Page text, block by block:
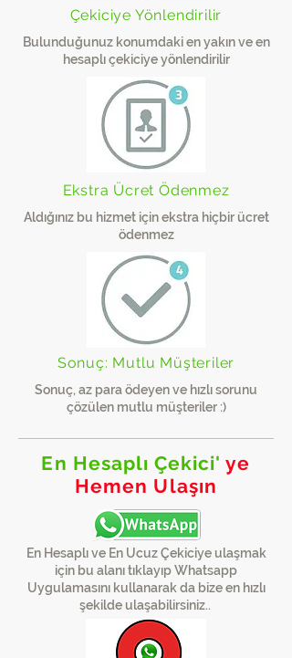
Çekiciye Yönlendirilir
Bulunduğunuz konumdaki en yakın ve en
hesaplı çekiciye yönlendirilir​
Ekstra Ücret Ödenmez
Aldığınız bu hizmet için ekstra hiçbir ücret
ödenmez​
Sonuç: Mutlu Müşteriler
Sonuç, az para ödeyen ve hızlı sorunu
çözülen mutlu müşteriler :)
En Hesaplı Çekici' ye
Hemen Ulaşın
En Hesaplı ve En Ucuz Çekiciye ulaşmak
için bu alanı tıklayıp Whatsapp
Uygulamasını kullanarak da bize en hızlı
şekilde ulaşabilirsiniz..